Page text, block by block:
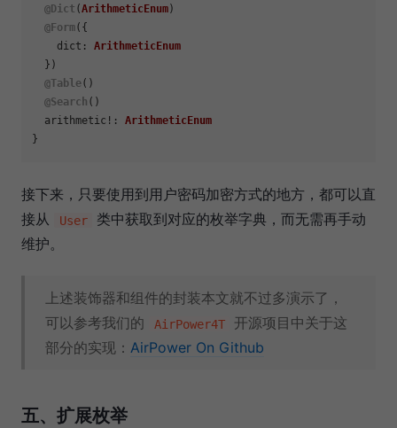
@Dict (ArithmeticEnum )
@Form({
dict : ArithmeticEnum
  })
@Table()
@Search ()
  arithmetic!:
ArithmeticEnum
接下来，只要使用到用户密码加密方式的地方，都可以直
接从
User
类中获取到对应的枚举字典，而无需再手动
维护。
上述装饰器和组件的封装本文就不过多演示了，
可以参考我们的
AirPower4T
开源项目中关于这
部分的实现： AirPower On Github
五、扩展枚举